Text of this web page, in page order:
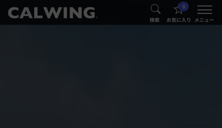
® 検索
0
お気に入り メニュー
®